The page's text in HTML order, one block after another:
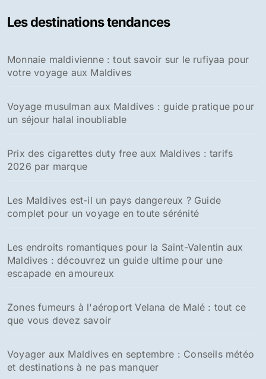
r
e
r
Les destinations tendances
Monnaie maldivienne : tout savoir sur le rufiyaa pour
votre voyage aux Maldives
Voyage musulman aux Maldives : guide pratique pour
un séjour halal inoubliable
Prix des cigarettes duty free aux Maldives : tarifs
2026 par marque
Les Maldives est-il un pays dangereux ? Guide
complet pour un voyage en toute sérénité
Les endroits romantiques pour la Saint-Valentin aux
Maldives : découvrez un guide ultime pour une
escapade en amoureux
Zones fumeurs à l'aéroport Velana de Malé : tout ce
que vous devez savoir
Voyager aux Maldives en septembre : Conseils météo
et destinations à ne pas manquer